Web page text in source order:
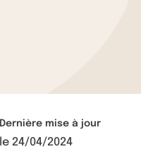
Dernière mise à jour
le 24/04/2024